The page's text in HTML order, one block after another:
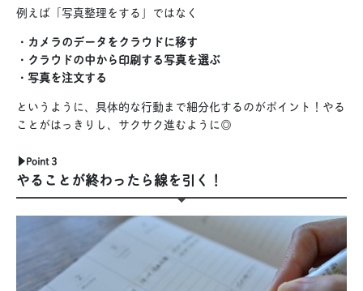
例えば「写真整理をする」ではなく
・カメラのデータをクラウドに移す
・クラウドの中から印刷する写真を選ぶ
・写真を注文する
というように、具体的な行動まで細分化するのがポイント！やる
ことがはっきりし、サクサク進むように◎
▶︎Point 3
やることが終わったら線を引く ！